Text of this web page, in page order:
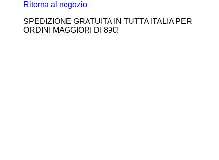
Ritorna al negozio
SPEDIZIONE GRATUITA IN TUTTA ITALIA PER
ORDINI MAGGIORI DI 89€!